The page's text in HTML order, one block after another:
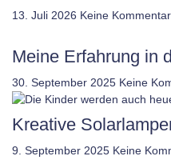
13. Juli 2026 Keine
Meine Erfahrung in
30. September 2025 Keine
Kreative
9. September 2025 Keine